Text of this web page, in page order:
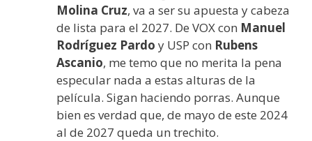
Molina Cruz, va a ser su apuesta y cabeza
de lista para el 2027. De VOX con Manuel
Rodríguez Pardo y USP con Rubens
Ascanio, me temo que no merita la pena
especular nada a estas alturas de la
película. Sigan haciendo porras. Aunque
bien es verdad que, de mayo de este 2024
al de 2027 queda un trechito.